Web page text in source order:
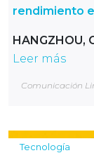
rendimiento
HANGZHOU,
Leer más
Comunicación
Tecnología